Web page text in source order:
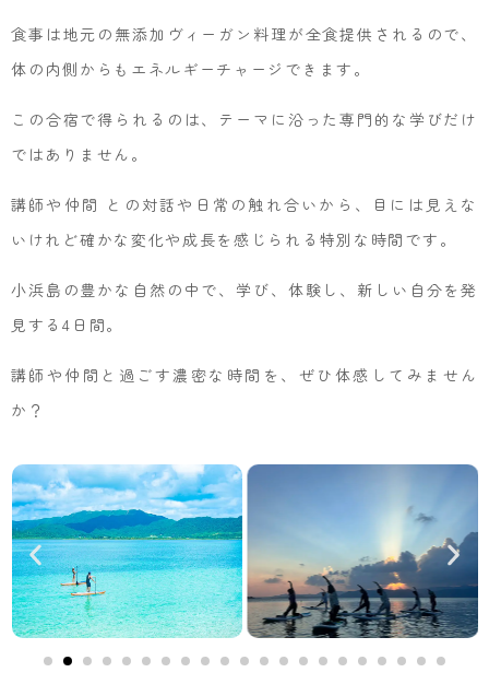
食事は地元の無添加ヴィーガン料理が全食提供されるので、
体の内側からもエネルギーチャージできます。
この合宿で得られるのは、テーマに沿った専門的な学びだけ
ではありません。
講師や仲間 との対話や日常の触れ合いから、目には見えな
いけれど確かな変化や成長を感じられる特別な時間です。
小浜島の豊かな自然の中で、学び、体験し、新しい自分を発
見する4日間。
講師や仲間と過ごす濃密な時間を、ぜひ体感してみません
か？